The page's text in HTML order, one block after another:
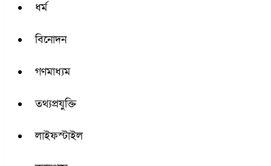
ধর্ম
বিনোদন
গণমাধ্যম
তথ্যপ্রযুক্তি
লাইফস্টাইল